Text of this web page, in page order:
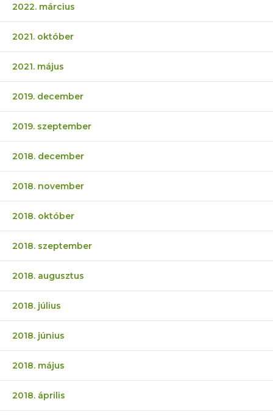
2022. március
2021. október
2021. május
2019. december
2019. szeptember
2018. december
2018. november
2018. október
2018. szeptember
2018. augusztus
2018. július
2018. június
2018. május
2018. április